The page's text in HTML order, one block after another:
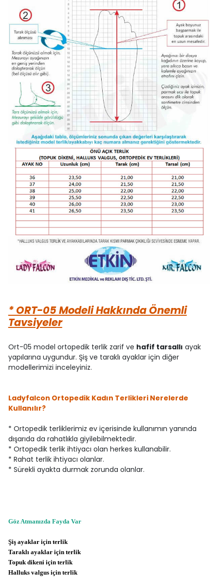
* ORT-05 Modeli Hakkında Önemli
Tavsiyeler
Ort-05 model ortopedik terlik zarif ve hafif tarsallı ayak
yapılarına uygundur. Şiş ve taraklı ayaklar için diğer
modellerimizi inceleyiniz.
Ladyfalcon Ortopedik Kadın Terlikleri Nerelerde
Kullanılır?
* Ortopedik terliklerimiz ev içerisinde kullanımın yanında
dışarıda da rahatlıkla giyilebilmektedir.
* Ortopedik terlik ihtiyacı olan herkes kullanabilir.
* Rahat terlik ihtiyacı olanlar.
* Sürekli ayakta durmak zorunda olanlar.
Göz Atmanızda Fayda Var
Şiş ayaklar için terlik
Taraklı ayaklar için terlik
Topuk dikeni için terlik
Halluks valgus için terlik